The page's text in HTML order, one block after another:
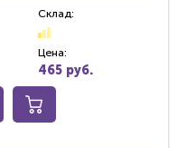
Склад:
Цена:
465 руб.